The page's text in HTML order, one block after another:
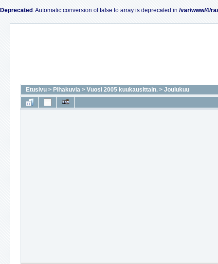
Deprecated : Automatic conversion of false to array is deprecated in /var/www/4/
Etusivu > Pihakuvia > Vuosi 2005 kuukausittain. > Joulukuu